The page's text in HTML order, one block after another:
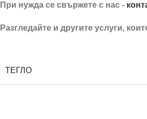
При нужда се свържете с нас -
Разгледайте и другите услуги,
ТЕГЛО